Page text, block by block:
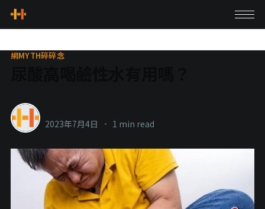
網MYTH碎碎念
2023年7月4日 • 1 min read